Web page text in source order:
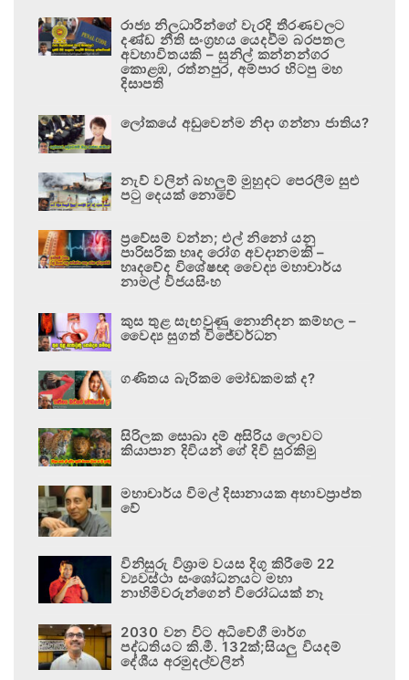
රාජ්‍ය නිලධාරීන්ගේ වැරදි තීරණවලට
දණ්ඩ නීති සංග්‍රහය යෙදවීම බරපතල
අවභාවිතයකි – සුනිල් කන්නන්ගර
කොළඹ, රත්නපුර, අම්පාර හිටපු මහ
දිසාපති
ලෝකයේ අඩුවෙන්ම නිදා ගන්නා ජාතිය?
නැව් වලින් බහලුම් මුහුදට පෙරලීම සුළු
පටු දෙයක් නොවේ
ප්‍රවේසම් වන්න; එල් නිනෝ යනු
පාරිසරික හෘද රෝග අවදානමකි –
හෘදවේද විශේෂඥ වෛද්‍ය මහාචාර්ය
නාමල් විජයසිංහ
කුස තුළ සැඟවුණු නොනිදන කම්හල –
වෛද්‍ය සුගත් විජේවර්ධන
ගණිතය බැරිකම මෝඩකමක් ද?
සිරිලක සොබා දම් අසිරිය ලොවට
කියාපාන දිවියන් ගේ දිවි සුරකිමු
මහාචාර්ය විමල් දිසානායක අභාවප්‍රාප්ත
වේ
විනිසුරු විශ්‍රාම වයස දිගු කිරීමේ 22
ව්‍යවස්ථා සංශෝධනයට මහා
නාහිමිවරුන්ගෙන් විරෝධයක් නෑ
2030 වන විට අධිවේගී මාර්ග
පද්ධතියට කි.මී. 132ක්;සියලු වියදම්
දේශීය අරමුදල්වලින්